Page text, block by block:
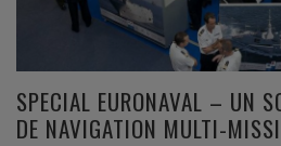
SPECIAL EURONAVAL – UN
DE NAVIGATION MULTI-